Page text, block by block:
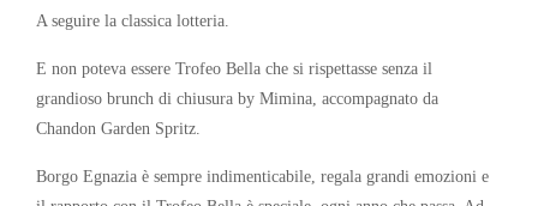
A seguire la classica lotteria.
E non poteva essere Trofeo Bella che si rispettasse senza il
grandioso brunch di chiusura by Mimina, accompagnato da
Chandon Garden Spritz.
Borgo Egnazia è sempre indimenticabile, regala grandi emozioni e